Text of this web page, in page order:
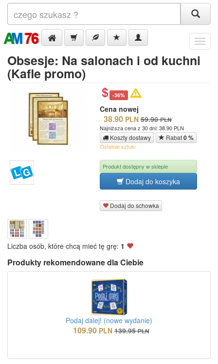
Menu
Obsesje: Na salonach i od kuchni
(Kafle promo)
-36%
Cena nowej
38.90 PLN 59.90 PLN
Najniższa cena z 30 dni: 38.90 PLN
Koszty dostawy Rabat0 %
Ostatnie sztuki
Produkt dostępny w sklepie
Dodaj do koszyka
Dodaj do schowka
Liczba osób, które chcą mieć tę grę: 1
Produkty rekomendowane dla Ciebie
Podaj dalej! (nowe wydanie)
109.90 PLN 139.95 PLN